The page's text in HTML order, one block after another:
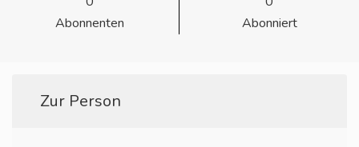
Abonnenten
Abonniert
Zur Person